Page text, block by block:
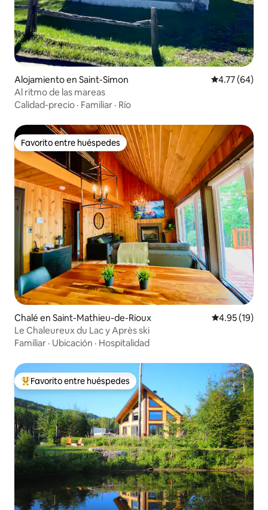
Alojamiento en Saint-Simon Calificación
4.77 (64)
Al ritmo de las mareas
Calidad-precio · Familiar · Río
Favorito entre huéspedes
Favorito entre huéspedes
Chalé en Saint-Mathieu-de-Rioux Calificación
4.95 (19)
Le Chaleureux du Lac y Après ski
Familiar · Ubicación · Hospitalidad
Favorito entre huéspedes preferido
Favorito entre huéspedes